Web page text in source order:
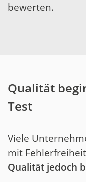
bewerten.
Qualität
Test
Viele
mit
Qualität jedoch